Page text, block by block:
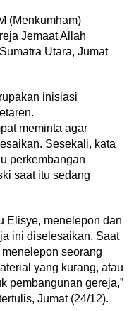
(Menkumham)
Jemaat Allah
Utara, Jumat
inisiasi
meminta agar
Sesekali, kata
perkembangan
saat itu sedang
Elisye, menelepon dan
ini diselesaikan. Saat
seorang
yang kurang, atau
pembangunan gereja,”
Jumat (24/12).